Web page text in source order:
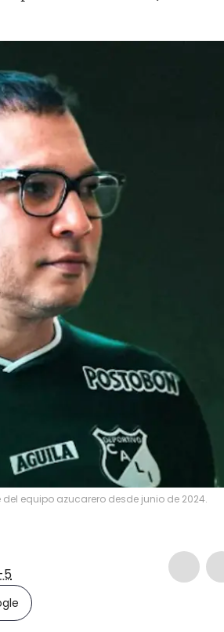
equipo azucarero desde junio de 2024.
5